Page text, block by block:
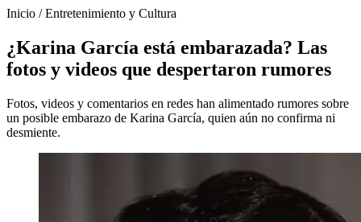
Inicio /Entretenimiento y Cultura
¿Karina García está embarazada? Las
fotos y videos que despertaron rumores
Fotos, videos y comentarios en redes han alimentado rumores sobre
un posible embarazo de Karina García, quien aún no confirma ni
desmiente.